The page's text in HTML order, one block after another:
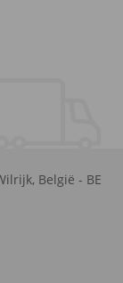
, België - BE